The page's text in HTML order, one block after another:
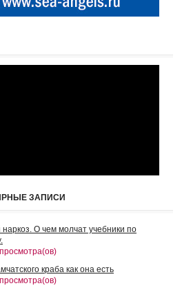
ЗАПИСИ
О чем молчат учебники по
краба как она есть